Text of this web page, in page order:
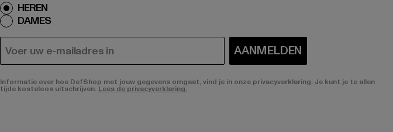
HEREN
DAMES
E-MAIL AANMELDEN
Informatie over hoe DefShop met jouw gegevens omgaat, vind je in onze privacyverklaring. Je kunt je te allen
tijde kosteloos uitschrijven. Lees de privacyverklaring.